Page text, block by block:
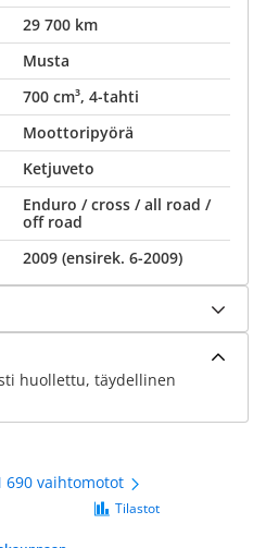
29 700 km
Musta
700 cm³, 4-tahti
Moottoripyörä
Ketjuveto
Enduro / cross / all road /
off road
2009 (ensirek. 6-2009)
huollettu, täydellinen
690 vaihtomotot
Tilastot